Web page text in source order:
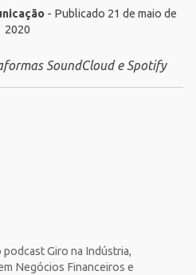
- Publicado 21 de maio de
2020
SoundCloud e Spotify
Giro na Indústria,
Negócios Financeiros e